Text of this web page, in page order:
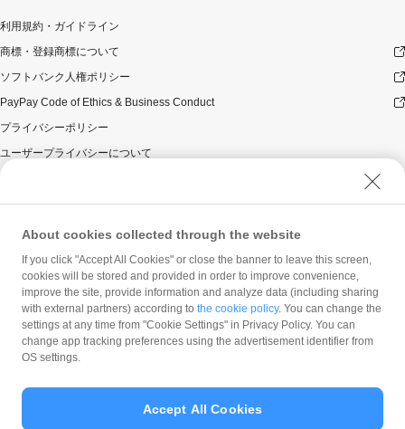
利用規約・ガイドライン
商標・登録商標について
ソフトバンク人権ポリシー
PayPay Code of Ethics & Business Conduct
プライバシーポリシー
ユーザープライバシーについて
ウェブサイト利用規約
反社会的勢力に対する方針
勧誘方針
マネロン等基本方針
カスタマーハラスメントに関する当社の考え方
About cookies collected through the website
If you click "Accept All Cookies" or close the banner to leave this screen,
cookies will be stored and provided in order to improve convenience,
improve the site, provide information and analyze data (including sharing
with external partners) according to the cookie policy. You can change the
settings at any time from "Cookie Settings" in Privacy Policy. You can
change app tracking preferences using the advertisement identifier from
OS settings.
Accept All Cookies